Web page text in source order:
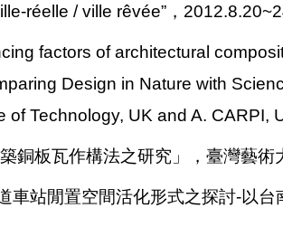
réelle / ville rêvée”，
factors of architectural
Design in Nature with
Technology, UK and A. CARPI,
銅板瓦作構法之研究」，臺灣藝
車站閒置空間活化形式之探討-以